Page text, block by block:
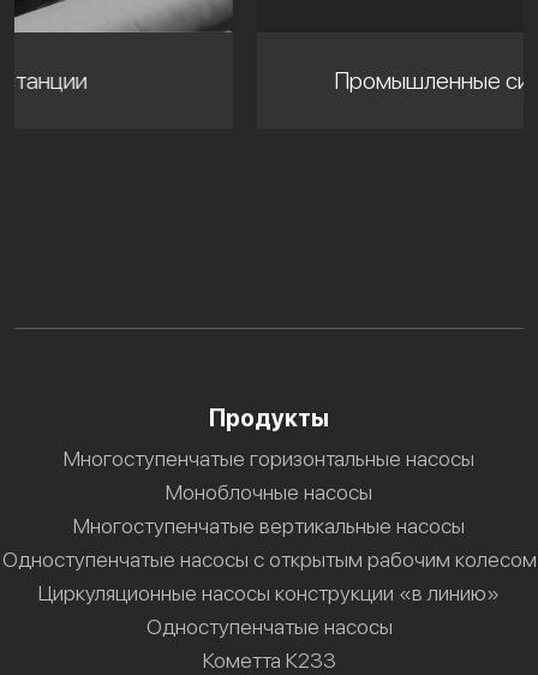
Промышленные системы мойки
Продукты
Многоступенчатые горизонтальные насосы
Моноблочные насосы
Многоступенчатые вертикальные насосы
Одноступенчатые насосы с открытым рабочим колесом
Циркуляционные насосы конструкции «в линию»
Одноступенчатые насосы
Кометта К233